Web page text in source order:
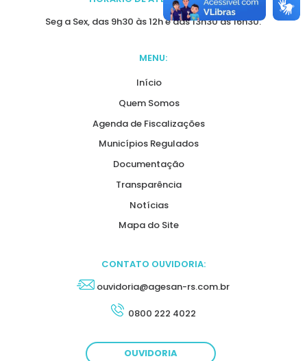
Seg a Sex, das 9h30 às 12h e das 13h30 às 16h30.
MENU:
Início
Quem Somos
Agenda de Fiscalizações
Municípios Regulados
Documentação
Transparência
Notícias
Mapa do Site
CONTATO OUVIDORIA:
ouvidoria@agesan-rs.com.br
0800 222 4022
OUVIDORIA